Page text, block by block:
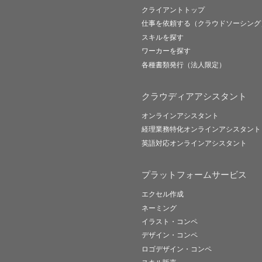
クライアントトップ
仕事を依頼する（クラウドソーシング
スキルを探す
ワーカーを探す
各種書類発行（法人限定）
クラウディアアシスタント
オンラインアシスタント
経理業務特化オンラインアシスタント
英語対応オンラインアシスタント
プラットフォームサービス
エクセル作成
ネーミング
イラスト・コンペ
デザイン・コンペ
ロゴデザイン・コンペ